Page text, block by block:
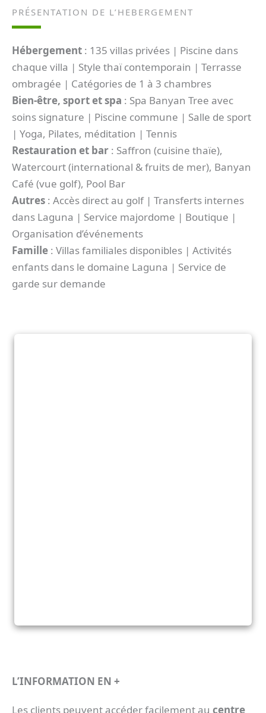
PRÉSENTATION DE L’HEBERGEMENT
Hébergement : 135 villas privées | Piscine dans
chaque villa | Style thaï contemporain | Terrasse
ombragée | Catégories de 1 à 3 chambres
Bien-être, sport et spa : Spa Banyan Tree avec
soins signature | Piscine commune | Salle de sport
| Yoga, Pilates, méditation | Tennis
Restauration et bar : Saffron (cuisine thaïe),
Watercourt (international & fruits de mer), Banyan
Café (vue golf), Pool Bar
Autres : Accès direct au golf | Transferts internes
dans Laguna | Service majordome | Boutique |
Organisation d’événements
Famille : Villas familiales disponibles | Activités
enfants dans le domaine Laguna | Service de
garde sur demande
L’INFORMATION EN +
Les clients peuvent accéder facilement au centre